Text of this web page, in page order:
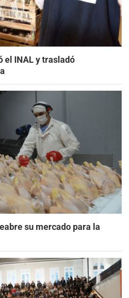
el INAL y trasladó
su mercado para la